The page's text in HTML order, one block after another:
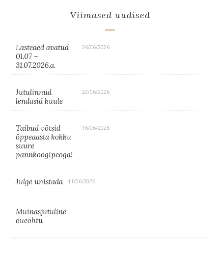
Viimased uudised
Lasteaed avatud
01.07 –
31.07.2026.a.
26/06/2026
Jutulinnud
lendasid kuule
22/06/2026
Taibud võtsid
õppeaasta kokku
suure
pannkoogipeoga!
16/06/2026
Julge unistada 11/06/2026
Muinasjutuline
õueõhtu